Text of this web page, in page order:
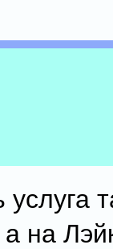
услуга
на